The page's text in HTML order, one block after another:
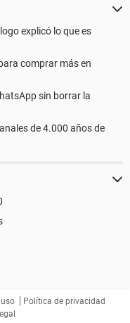
explicó lo que es
comprar más en
sin borrar la
de 4.000 años de
Política de privacidad